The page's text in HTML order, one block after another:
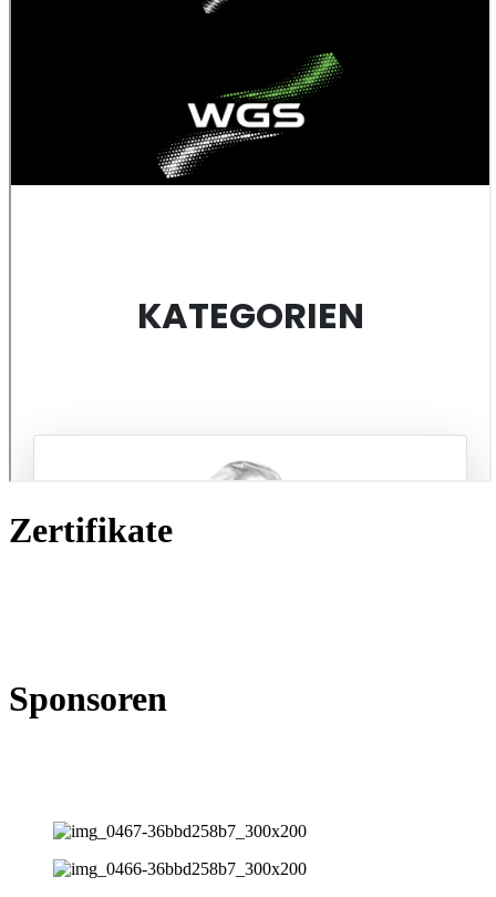
Zertifikate
Sponsoren